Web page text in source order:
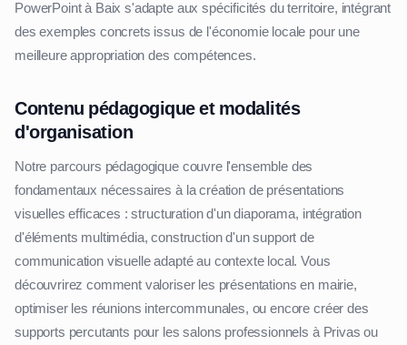
PowerPoint à Baix s'adapte aux spécificités du territoire, intégrant
des exemples concrets issus de l'économie locale pour une
meilleure appropriation des compétences.
Contenu pédagogique et modalités
d'organisation
Notre parcours pédagogique couvre l'ensemble des
fondamentaux nécessaires à la création de présentations
visuelles efficaces : structuration d'un diaporama, intégration
d'éléments multimédia, construction d'un support de
communication visuelle adapté au contexte local. Vous
découvrirez comment valoriser les présentations en mairie,
optimiser les réunions intercommunales, ou encore créer des
supports percutants pour les salons professionnels à Privas ou